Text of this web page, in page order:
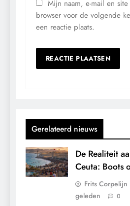
Mijn naam, e-mail en
browser voor de volgende
een reactie plaats.
Gerelateerd nieuws
De Realiteit
Ceuta: Boots
Frits Corpelijn
geleden
0